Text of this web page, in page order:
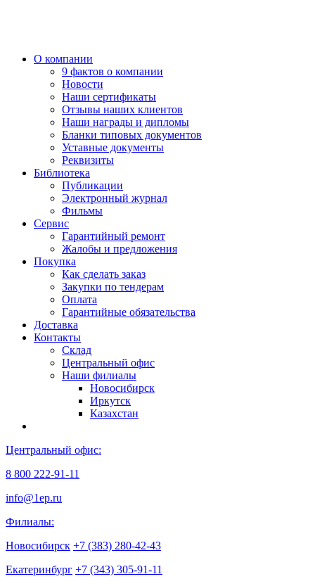
О компании
9 фактов о компании
Новости
Наши сертификаты
Отзывы наших клиентов
Наши награды и дипломы
Бланки типовых документов
Уставные документы
Реквизиты
Библиотека
Публикации
Электронный журнал
Фильмы
Сервис
Гарантийный ремонт
Жалобы и предложения
Покупка
Как сделать заказ
Закупки по тендерам
Оплата
Гарантийные обязательства
Доставка
Контакты
Склад
Центральный офис
Наши филиалы
Новосибирск
Иркутск
Казахстан
Центральный офис:
8 800 222-91-11
info@1ep.ru
Филиалы:
Новосибирск +7 (383) 280-42-43
Екатеринбург +7 (343) 305-91-11